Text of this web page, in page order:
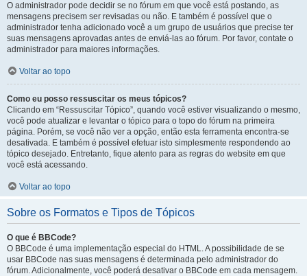
O administrador pode decidir se no fórum em que você está postando, as
mensagens precisem ser revisadas ou não. E também é possível que o
administrador tenha adicionado você a um grupo de usuários que precise ter
suas mensagens aprovadas antes de enviá-las ao fórum. Por favor, contate o
administrador para maiores informações.
Voltar ao topo
Como eu posso ressuscitar os meus tópicos?
Clicando em “Ressuscitar Tópico”, quando você estiver visualizando o mesmo,
você pode atualizar e levantar o tópico para o topo do fórum na primeira
página. Porém, se você não ver a opção, então esta ferramenta encontra-se
desativada. E também é possível efetuar isto simplesmente respondendo ao
tópico desejado. Entretanto, fique atento para as regras do website em que
você está acessando.
Voltar ao topo
Sobre os Formatos e Tipos de Tópicos
O que é BBCode?
O BBCode é uma implementação especial do HTML. A possibilidade de se
usar BBCode nas suas mensagens é determinada pelo administrador do
fórum. Adicionalmente, você poderá desativar o BBCode em cada mensagem.